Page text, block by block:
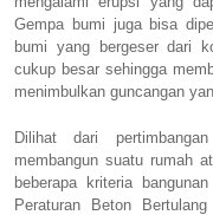
Gempa bumi juga bisa
bumi yang bergeser dari
cukup besar sehingga
menimbulkan guncangan
Dilihat dari
membangun suatu rumah
beberapa kriteria
Peraturan Beton